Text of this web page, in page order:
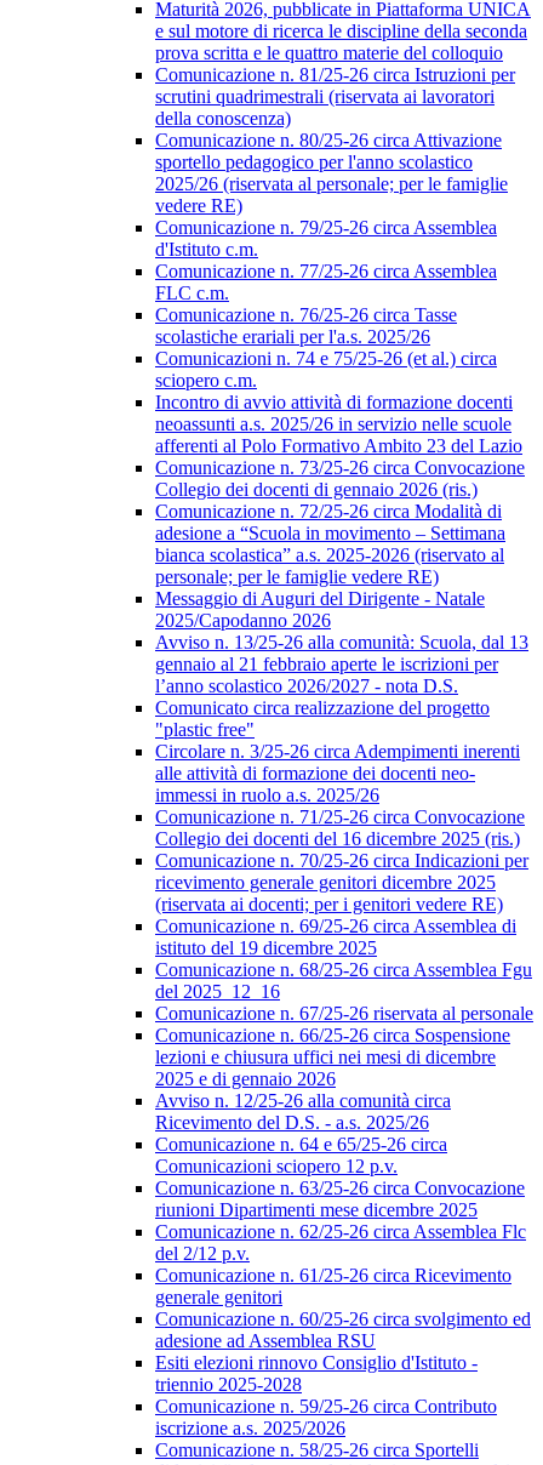
Maturità 2026, pubblicate in Piattaforma UNICA
e sul motore di ricerca le discipline della seconda
prova scritta e le quattro materie del colloquio
Comunicazione n. 81/25-26 circa Istruzioni per
scrutini quadrimestrali (riservata ai lavoratori
della conoscenza)
Comunicazione n. 80/25-26 circa Attivazione
sportello pedagogico per l'anno scolastico
2025/26 (riservata al personale; per le famiglie
vedere RE)
Comunicazione n. 79/25-26 circa Assemblea
d'Istituto c.m.
Comunicazione n. 77/25-26 circa Assemblea
FLC c.m.
Comunicazione n. 76/25-26 circa Tasse
scolastiche erariali per l'a.s. 2025/26
Comunicazioni n. 74 e 75/25-26 (et al.) circa
sciopero c.m.
Incontro di avvio attività di formazione docenti
neoassunti a.s. 2025/26 in servizio nelle scuole
afferenti al Polo Formativo Ambito 23 del Lazio
Comunicazione n. 73/25-26 circa Convocazione
Collegio dei docenti di gennaio 2026 (ris.)
Comunicazione n. 72/25-26 circa Modalità di
adesione a “Scuola in movimento – Settimana
bianca scolastica” a.s. 2025-2026 (riservato al
personale; per le famiglie vedere RE)
Messaggio di Auguri del Dirigente - Natale
2025/Capodanno 2026
Avviso n. 13/25-26 alla comunità: Scuola, dal 13
gennaio al 21 febbraio aperte le iscrizioni per
l’anno scolastico 2026/2027 - nota D.S.
Comunicato circa realizzazione del progetto
"plastic free"
Circolare n. 3/25-26 circa Adempimenti inerenti
alle attività di formazione dei docenti neo-
immessi in ruolo a.s. 2025/26
Comunicazione n. 71/25-26 circa Convocazione
Collegio dei docenti del 16 dicembre 2025 (ris.)
Comunicazione n. 70/25-26 circa Indicazioni per
ricevimento generale genitori dicembre 2025
(riservata ai docenti; per i genitori vedere RE)
Comunicazione n. 69/25-26 circa Assemblea di
istituto del 19 dicembre 2025
Comunicazione n. 68/25-26 circa Assemblea Fgu
del 2025_12_16
Comunicazione n. 67/25-26 riservata al personale
Comunicazione n. 66/25-26 circa Sospensione
lezioni e chiusura uffici nei mesi di dicembre
2025 e di gennaio 2026
Avviso n. 12/25-26 alla comunità circa
Ricevimento del D.S. - a.s. 2025/26
Comunicazione n. 64 e 65/25-26 circa
Comunicazioni sciopero 12 p.v.
Comunicazione n. 63/25-26 circa Convocazione
riunioni Dipartimenti mese dicembre 2025
Comunicazione n. 62/25-26 circa Assemblea Flc
del 2/12 p.v.
Comunicazione n. 61/25-26 circa Ricevimento
generale genitori
Comunicazione n. 60/25-26 circa svolgimento ed
adesione ad Assemblea RSU
Esiti elezioni rinnovo Consiglio d'Istituto -
triennio 2025-2028
Comunicazione n. 59/25-26 circa Contributo
iscrizione a.s. 2025/2026
Comunicazione n. 58/25-26 circa Sportelli